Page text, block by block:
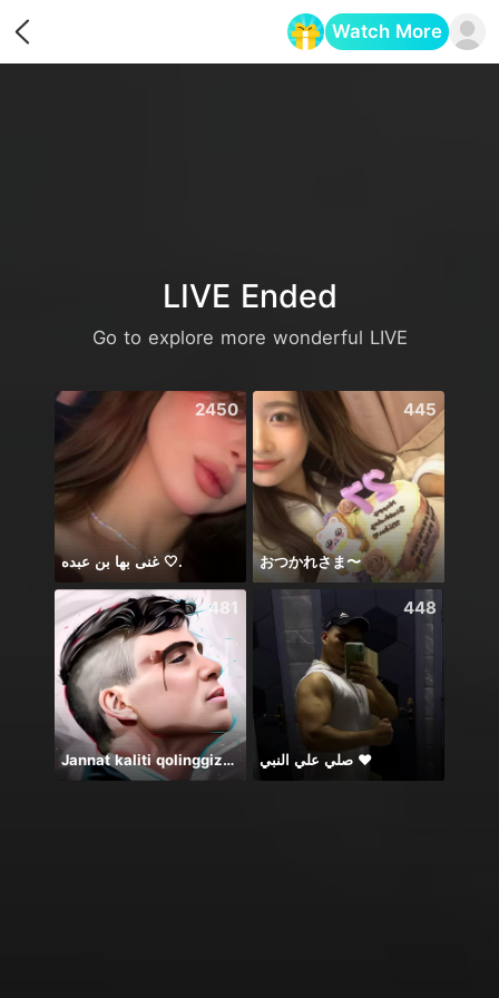
Watch More
LIVE Ended
Go to explore more wonderful LIVE
2450
غنى بها بن عبده 🤍.
445
おつかれさま〜
481
Jannat kaliti qolinggizda🤲
448
صلي علي النبي ♥️